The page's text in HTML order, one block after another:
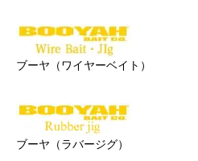
ブーヤ（ワイヤーベイト）
ブーヤ（ラバージグ）